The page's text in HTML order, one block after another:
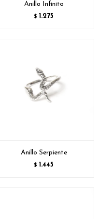
Anillo Infinito
$ 1.275
Anillo Serpiente
$ 1.445